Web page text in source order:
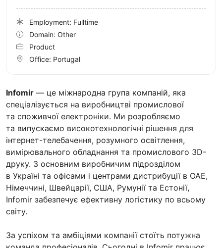
Infomir — це міжнародна група компаній, яка
спеціалізується на виробництві промислової
та споживчої електроніки. Ми розробляємо
та випускаємо високотехнологічні рішення для
інтернет-телебачення, розумного освітлення,
вимірювального обладнання та промислового 3D-
друку. З основним виробничим підрозділом
в Україні та офісами і центрами дистрибуції в ОАЕ,
Німеччині, Швейцарії, США, Румунії та Естонії,
Infomir забезпечує ефективну логістику по всьому
світу.
За успіхом та амбіціями компанії стоїть потужна
Employment: Fulltime
Domain: Other
Product
Office: Portugal